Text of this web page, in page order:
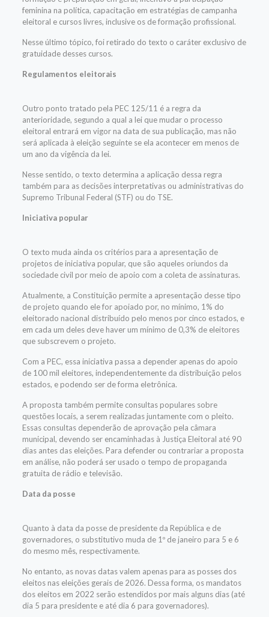
feminina na política, capacitação em estratégias de campanha
eleitoral e cursos livres, inclusive os de formação profissional.
Nesse último tópico, foi retirado do texto o caráter exclusivo de
gratuidade desses cursos.
Regulamentos eleitorais
Outro ponto tratado pela PEC 125/11 é a regra da
anterioridade, segundo a qual a lei que mudar o processo
eleitoral entrará em vigor na data de sua publicação, mas não
será aplicada à eleição seguinte se ela acontecer em menos de
um ano da vigência da lei.
Nesse sentido, o texto determina a aplicação dessa regra
também para as decisões interpretativas ou administrativas do
Supremo Tribunal Federal (STF) ou do TSE.
Iniciativa popular
O texto muda ainda os critérios para a apresentação de
projetos de iniciativa popular, que são aqueles oriundos da
sociedade civil por meio de apoio com a coleta de assinaturas.
Atualmente, a Constituição permite a apresentação desse tipo
de projeto quando ele for apoiado por, no mínimo, 1% do
eleitorado nacional distribuído pelo menos por cinco estados, e
em cada um deles deve haver um mínimo de 0,3% de eleitores
que subscrevem o projeto.
Com a PEC, essa iniciativa passa a depender apenas do apoio
de 100 mil eleitores, independentemente da distribuição pelos
estados, e podendo ser de forma eletrônica.
A proposta também permite consultas populares sobre
questões locais, a serem realizadas juntamente com o pleito.
Essas consultas dependerão de aprovação pela câmara
municipal, devendo ser encaminhadas à Justiça Eleitoral até 90
dias antes das eleições. Para defender ou contrariar a proposta
em análise, não poderá ser usado o tempo de propaganda
gratuita de rádio e televisão.
Data da posse
Quanto à data da posse de presidente da República e de
governadores, o substitutivo muda de 1º de janeiro para 5 e 6
do mesmo mês, respectivamente.
No entanto, as novas datas valem apenas para as posses dos
eleitos nas eleições gerais de 2026. Dessa forma, os mandatos
dos eleitos em 2022 serão estendidos por mais alguns dias (até
dia 5 para presidente e até dia 6 para governadores).